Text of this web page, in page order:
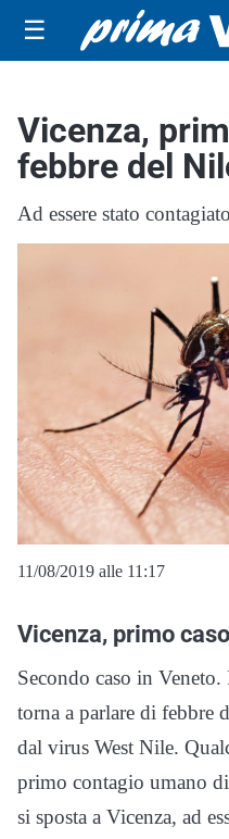
☰
Vicenza,
febbre del
Ad essere stato
11/08/2019 alle 11:17
Vicenza, primo
Secondo caso in
torna a parlare di febbre
dal virus West Nile.
primo contagio umano
si sposta a Vicenza, ad